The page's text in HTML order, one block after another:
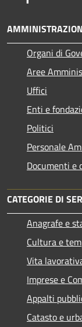
Organi di
Aree
Uffici
Enti e
Politici
Personale
Documenti e
CATEGORIE DI
Anagrafe e
Cultura e
Vita
Imprese e
Appalti
Catasto e